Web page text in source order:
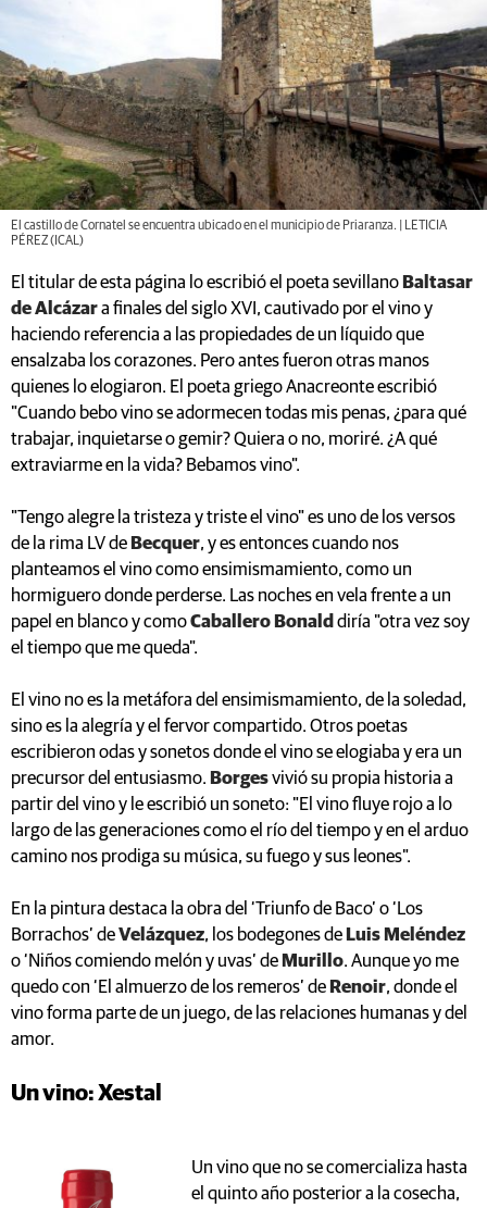
El castillo de Cornatel se encuentra ubicado en el municipio de Priaranza. | LETICIA
PÉREZ (ICAL)
El titular de esta página lo escribió el poeta sevillano Baltasar
de Alcázara finales del siglo XVI, cautivado por el vino y
haciendo referencia a las propiedades de un líquido que
ensalzaba los corazones. Pero antes fueron otras manos
quienes lo elogiaron. El poeta griego Anacreonte escribió
"Cuando bebo vino se adormecen todas mis penas, ¿para qué
trabajar, inquietarse o gemir? Quiera o no, moriré. ¿A qué
extraviarme en la vida? Bebamos vino".
"Tengo alegre la tristeza y triste el vino" es uno de los versos
de la rima LV de Becquer, y es entonces cuando nos
planteamos el vino como ensimismamiento, como un
hormiguero donde perderse. Las noches en vela frente a un
papel en blanco y comoCaballero Bonald diría "otra vez soy
el tiempo que me queda".
El vino no es la metáfora del ensimismamiento, de la soledad,
sino es la alegría y el fervor compartido. Otros poetas
escribieron odas y sonetos donde el vino se elogiaba y era un
precursor del entusiasmo. Borgesvivió su propia historia a
partir del vino y le escribió un soneto: "El vino fluye rojo a lo
largo de las generaciones como el río del tiempo y en el arduo
camino nos prodiga su música, su fuego y sus leones".
En la pintura destaca la obra del ‘Triunfo de Baco’ o ‘Los
Borrachos’ deVelázquez, los bodegones de Luis Meléndez
o ‘Niños comiendo melón y uvas’ de Murillo. Aunque yo me
quedo con ‘El almuerzo de los remeros’ de Renoir, donde el
vino forma parte de un juego, de las relaciones humanas y del
amor.
Un vino: Xestal
Un vino que no se comercializa hasta
el quinto año posterior a la cosecha,